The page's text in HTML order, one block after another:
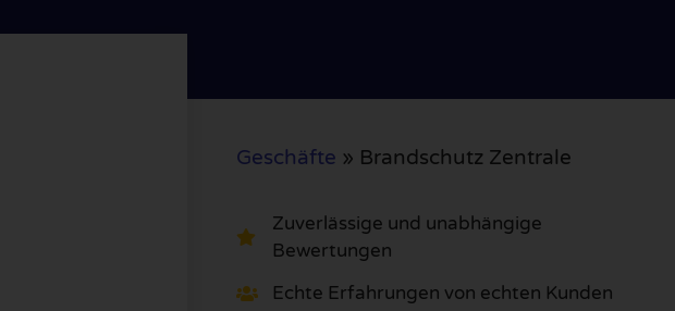
Geschäfte » Brandschutz Zentrale
Zuverlässige und unabhängige
Bewertungen
Echte Erfahrungen von echten Kunden